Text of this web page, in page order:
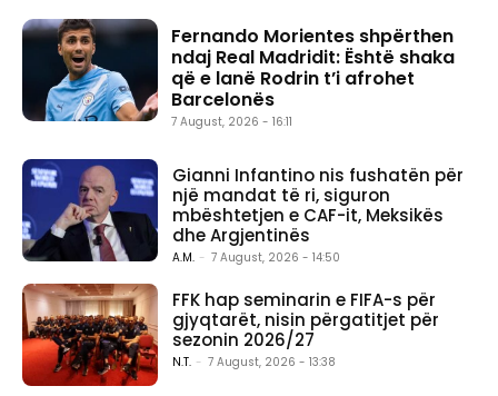
Fernando Morientes shpërthen
ndaj Real Madridit: Është shaka
që e lanë Rodrin t’i afrohet
Barcelonës
7 August, 2026 - 16:11
Gianni Infantino nis fushatën për
një mandat të ri, siguron
mbështetjen e CAF-it, Meksikës
dhe Argjentinës
A.M. - 7 August, 2026 - 14:50
FFK hap seminarin e FIFA-s për
gjyqtarët, nisin përgatitjet për
sezonin 2026/27
N.T. - 7 August, 2026 - 13:38